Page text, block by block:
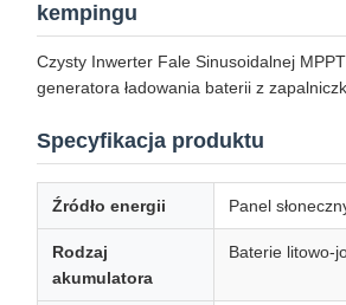
kempingu
Czysty Inwerter Fale Sinusoidalnej
generatora ładowania baterii z
Specyfikacja produktu
Źródło energii Panel
Rodzaj
akumulatora
Baterie litowo-